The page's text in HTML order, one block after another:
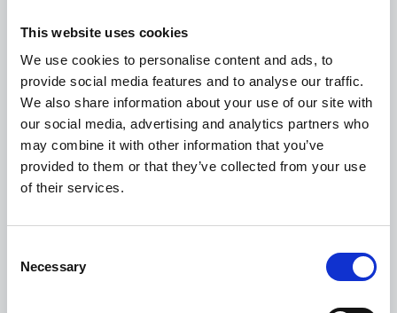
This website uses cookies
We use cookies to personalise content and ads, to
provide social media features and to analyse our traffic.
We also share information about your use of our site with
our social media, advertising and analytics partners who
may combine it with other information that you’ve
provided to them or that they’ve collected from your use
of their services.
Selection
Necessary
Onboarding van klanten
Gemakkelijk, veilig,alles
wat je altijd al wilde hebben
lastig was om consistente kredietbeslissingen te